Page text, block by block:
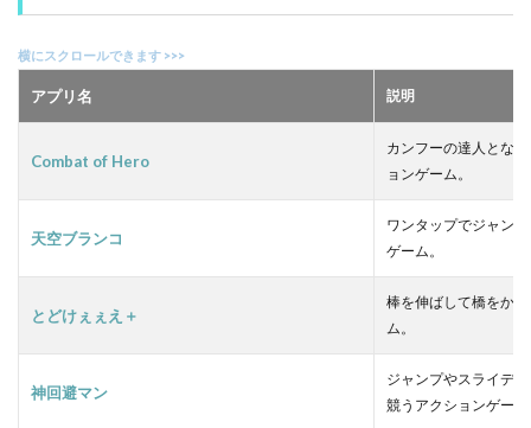
ど
ぇ
ぇ
＋
2.4
】
回
マ
アプリ名 説明
Combat of Hero
カンフーの達人とな
ョンゲーム。
天空ブランコ
ワンタップでジャン
ゲーム。
とどけぇぇえ＋
棒を伸ばして橋をか
ム。
神回避マン
ジャンプやスライデ
競うアクションゲー